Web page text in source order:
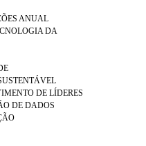
ANUAL
DA
DE LÍDERES
DE DADOS